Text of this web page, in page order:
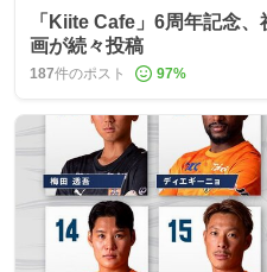
「Kiite Cafe」6周年記念
画が続々投稿
187件のポスト 97%